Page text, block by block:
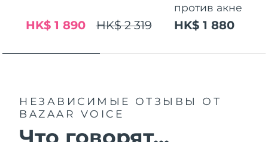
HK$ 2 319
HK$ 1 890
против акне
HK$ 1 880
НЕЗАВИСИМЫЕ ОТЗЫВЫ
ОТ
BAZAAR VOICE